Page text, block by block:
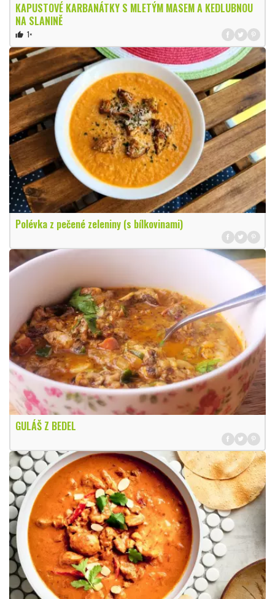
KAPUSTOVÉ KARBANÁTKY S MLETÝM MASEM A KEDLUBNOU
NA SLANINĚ
thumb_up 1×
Polévka z pečené zeleniny (s bílkovinami)
GULÁŠ Z BEDEL